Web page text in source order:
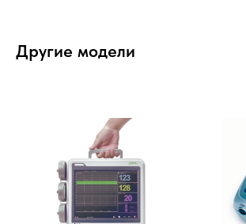
Другие модели